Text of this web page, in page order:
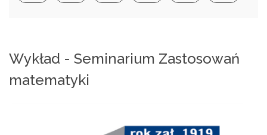
Wykład - Seminarium Zastosowań
matematyki